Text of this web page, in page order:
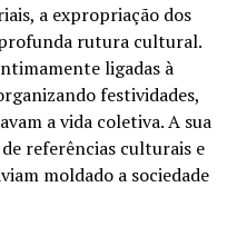
a expropriação dos
rutura cultural.
ligadas à
festividades,
a vida coletiva. A sua
referências culturais e
moldado a sociedade